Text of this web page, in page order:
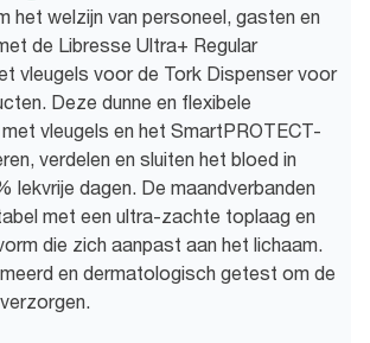
het welzijn van personeel, gasten en
de Libresse Ultra+ Regular
vleugels voor de Tork Dispenser voor
Deze dunne en flexibele
vleugels en het SmartPROTECT-
verdelen en sluiten het bloed in
lekvrije dagen. De maandverbanden
met een ultra-zachte toplaag en
die zich aanpast aan het lichaam.
en dermatologisch getest om de